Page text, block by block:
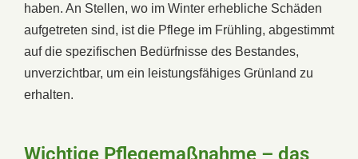
haben. An Stellen, wo im Winter erhebliche Schäden
aufgetreten sind, ist die Pflege im Frühling, abgestimmt
auf die spezifischen Bedürfnisse des Bestandes,
unverzichtbar, um ein leistungsfähiges Grünland zu
erhalten.
Wichtige Pflegemaßnahme – das